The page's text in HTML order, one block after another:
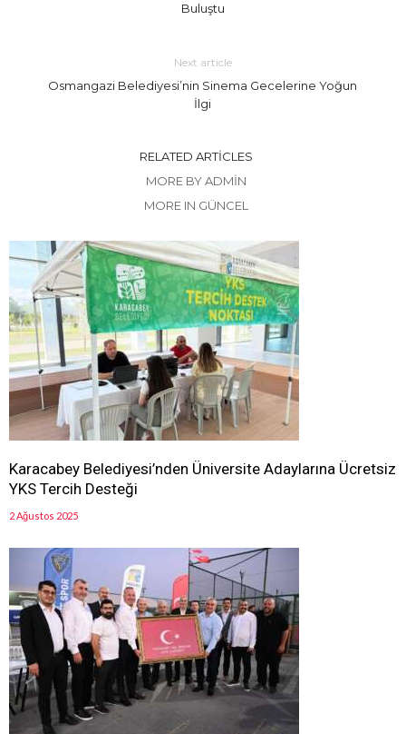
Buluştu
Next article
Osmangazi Belediyesi’nin Sinema Gecelerine Yoğun
İlgi
RELATED ARTICLES
MORE BY ADMIN
MORE IN GÜNCEL
Karacabey Belediyesi’nden Üniversite Adaylarına Ücretsiz
YKS Tercih Desteği
2 Ağustos 2025